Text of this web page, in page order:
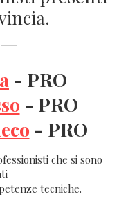
- PRO
- PRO
- PRO
che si sono
tecniche.